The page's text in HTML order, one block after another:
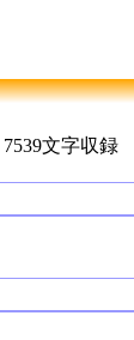
7539文字収録